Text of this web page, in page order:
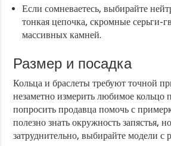
Если сомневаетесь, выбирайте
тонкая цепочка, скромные серьги-
массивных камней.
Размер и посадка
Кольца и браслеты требуют точной
незаметно измерить любимое кольцо
попросить продавца помочь с
полезно знать окружность запястья,
затруднительно, выбирайте модели с